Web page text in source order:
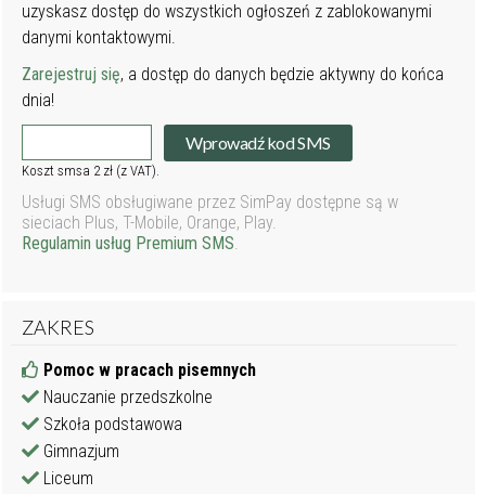
uzyskasz dostęp do wszystkich ogłoszeń z zablokowanymi
danymi kontaktowymi.
Zarejestruj się, a dostęp do danych będzie aktywny do końca
dnia!
Wprowadź kod SMS
Koszt smsa 2 zł (z VAT).
Usługi SMS obsługiwane przez SimPay dostępne są w
sieciach Plus, T-Mobile, Orange, Play.
Regulamin usług Premium SMS.
ZAKRES
Pomoc w pracach pisemnych
Nauczanie przedszkolne
Szkoła podstawowa
Gimnazjum
Liceum